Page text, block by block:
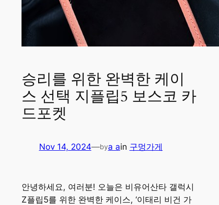
승리를 위한 완벽한 케이
스 선택 지플립5 보스코 카
드포켓
Nov 14, 2024—bya ain 구멍가게
안녕하세요, 여러분! 오늘은 비유어산타 갤럭시
Z플립5를 위한 완벽한 케이스, ‘이태리 비건 가